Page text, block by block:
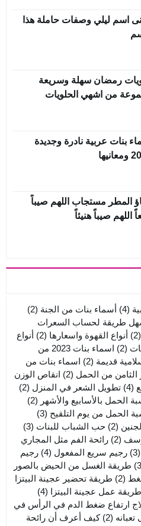
اسم ليلي وصفات حاملة هذا
رمضان سهلة وسريعة
من اشهي الحلويات
بنات عربية نادرة وجديدة
المطر مستجاب اللهم صيباً
اللهم صيباً هنيئاً
(4) أسماء بنات من الجنة (2)
طريقة لحساب السعرات
(2) أنواع القهوة واسعارها (2)
أنواع
(2)
اسماء بنات 2023 من
قديمة (2)
اسماء بنات من
من الحمل (2)
انقاص الوزن
(4) تطويل الشعر في المنزل (2)
الحمل بالأسابيع والأشهر (2)
الحمل من يوم التلقيح (3)
(2) حب الشباب للبنات (3)
(2)
رائحة الفم مثل المجاري
(3) رجيم سريع المفعول (4)
رجيم
طريقة الغسل من الحيض بالصور
(2)
طريقة تحضير عجينة البيتزا
طريقة عمل عجينة البيتزا (4)
ارتفاع ضغط الدم في الرأس في
(2)
كيف أعرف أن رائحة